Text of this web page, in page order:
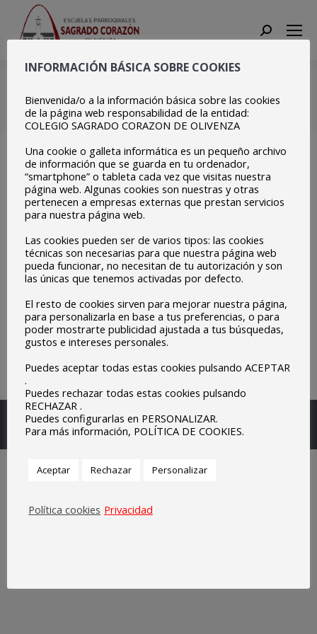
Search:
Estás aquí:
Inicio 20211203_122410
Escuelas Parroquiales Sagrado Corazón de Olivenza.
Legal
INFORMACIÓN BÁSICA SOBRE COOKIES
Bienvenida/o a la información básica sobre las cookies
de la página web responsabilidad de la entidad:
COLEGIO SAGRADO CORAZON DE OLIVENZA
Una cookie o galleta informática es un pequeño archivo
de información que se guarda en tu ordenador,
“smartphone” o tableta cada vez que visitas nuestra
página web. Algunas cookies son nuestras y otras
pertenecen a empresas externas que prestan servicios
para nuestra página web.
Las cookies pueden ser de varios tipos: las cookies
técnicas son necesarias para que nuestra página web
pueda funcionar, no necesitan de tu autorización y son
las únicas que tenemos activadas por defecto.
El resto de cookies sirven para mejorar nuestra página,
para personalizarla en base a tus preferencias, o para
poder mostrarte publicidad ajustada a tus búsquedas,
gustos e intereses personales.
Puedes aceptar todas estas cookies pulsando ACEPTAR
.
Puedes rechazar todas estas cookies pulsando
RECHAZAR .
Puedes configurarlas en PERSONALIZAR.
Para más información, POLÍTICA DE COOKIES.
Aceptar Rechazar Personalizar
Política cookies Privacidad